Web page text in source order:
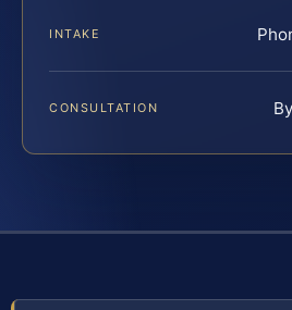
INTAKE
CONSULTATION